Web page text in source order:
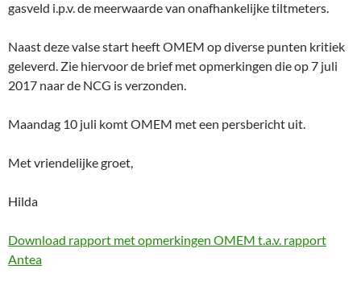
gasveld i.p.v. de meerwaarde van onafhankelijke tiltmeters.
Naast deze valse start heeft OMEM op diverse punten kritiek
geleverd. Zie hiervoor de brief met opmerkingen die op 7 juli
2017 naar de NCG is verzonden.
Maandag 10 juli komt OMEM met een persbericht uit.
Met vriendelijke groet,
Hilda
Download rapport met opmerkingen OMEM t.a.v. rapport
Antea